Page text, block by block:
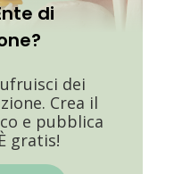
di
dei
Crea il
e pubblica
gratis!